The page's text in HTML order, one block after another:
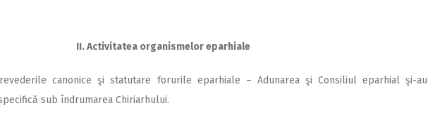
II. Activitatea organismelor eparhiale
canonice şi statutare forurile eparhiale – Adunarea şi Consiliul eparhial şi-au
sub îndrumarea Chiriarhului.